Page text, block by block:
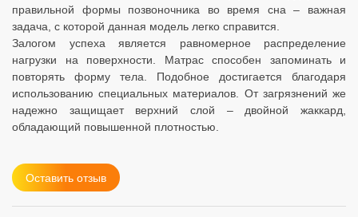
правильной формы позвоночника во время сна – важная
задача, с которой данная модель легко справится.
Залогом успеха является равномерное распределение
нагрузки на поверхности. Матрас способен запоминать и
повторять форму тела. Подобное достигается благодаря
использованию специальных материалов. От загрязнений же
надежно защищает верхний слой – двойной жаккард,
обладающий повышенной плотностью.
Оставить отзыв